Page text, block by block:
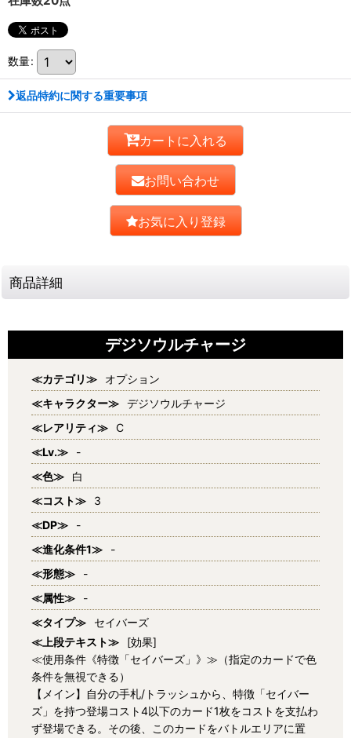
数量:
返品特約に関する重要事項
カートに入れる
お問い合わせ
お気に入り登録
商品詳細
デジソウルチャージ
≪カテゴリ≫
オプション
≪キャラクター≫ デジソウルチャージ
≪レアリティ≫ C
≪Lv.≫
-
≪色≫
白
≪コスト≫
3
≪DP≫
-
≪進化条件1≫
-
≪形態≫
-
≪属性≫
-
≪タイプ≫
セイバーズ
≪上段テキスト≫
[効果]
≪使用条件《特徴「セイバーズ」》≫（指定のカードで色
条件を無視できる）
【メイン】自分の手札/トラッシュから、特徴「セイバー
ズ」を持つ登場コスト4以下のカード1枚をコストを支払わ
ず登場できる。その後、このカードをバトルエリアに置